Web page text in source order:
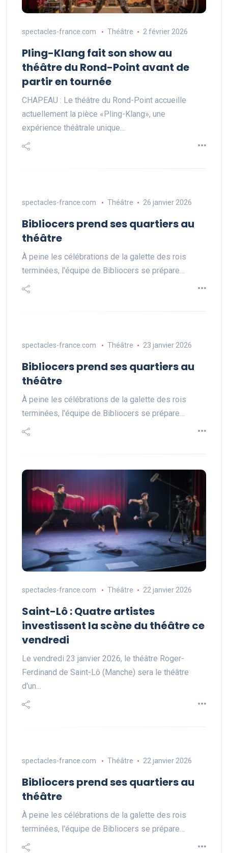
spectacles-france.com Théâtre 2 février 2026
Pling-Klang fait son show au
théâtre du Rond-Point avant de
partir en tournée
CHAPEAU : Le théâtre du Rond-Point accueille
actuellement la pièce «Pling-Klang», une
expérience théâtrale unique…
spectacles-france.com Théâtre 26 janvier 2026
Bibliocers prend ses quartiers au
théâtre
À peine les célébrations de la galette des rois
terminées, l'équipe de Bibliocers se prépare…
spectacles-france.com Théâtre 23 janvier 2026
Bibliocers prend ses quartiers au
théâtre
À peine les célébrations de la galette des rois
terminées, l'équipe de Bibliocers se prépare…
spectacles-france.com Théâtre 22 janvier 2026
Saint-Lô : Quatre artistes
investissent la scène du théâtre ce
vendredi
Le vendredi 23 janvier 2026, le théâtre Roger-
Ferdinand de Saint-Lô (Manche) sera le théâtre
d'un…
spectacles-france.com Théâtre 22 janvier 2026
Bibliocers prend ses quartiers au
théâtre
À peine les célébrations de la galette des rois
terminées, l'équipe de Bibliocers se prépare…